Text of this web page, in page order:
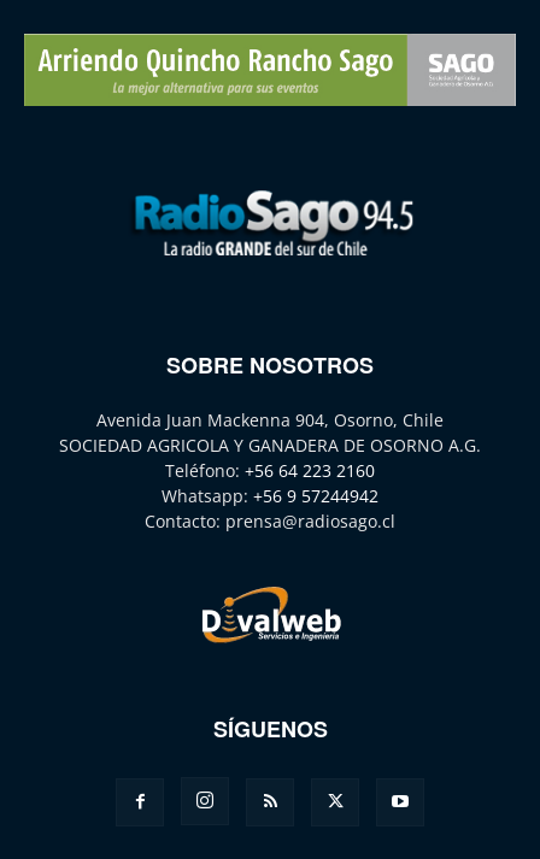
SOBRE NOSOTROS
Avenida Juan Mackenna 904, Osorno, Chile
SOCIEDAD AGRICOLA Y GANADERA DE OSORNO A.G.
Teléfono: +56 64 223 2160
Whatsapp: +56 9 57244942
Contacto: prensa@radiosago.cl
SÍGUENOS